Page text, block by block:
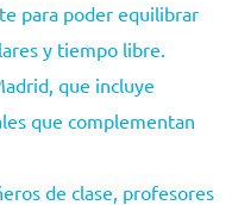
para poder equilibrar
y tiempo libre.
que incluye
que complementan
de clase, profesores